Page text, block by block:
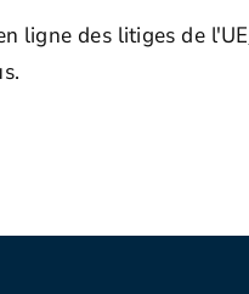
ligne des litiges de l'UE